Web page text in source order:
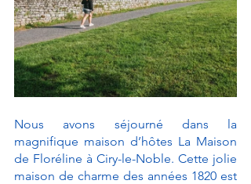
Nous avons séjourné dans la
magnifique maison d’hôtes La Maison
de Floréline à Ciry-le-Noble. Cette jolie
maison de charme des années 1820 est